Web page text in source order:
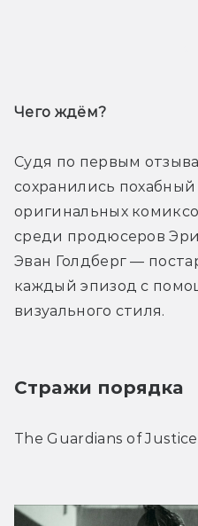
Чего ждём?
Судя по первым
сохранились
оригинальных
среди продюсеров
Эван Голдберг —
каждый эпизод с
визуального стиля.
Стражи порядка
The Guardians of Justice